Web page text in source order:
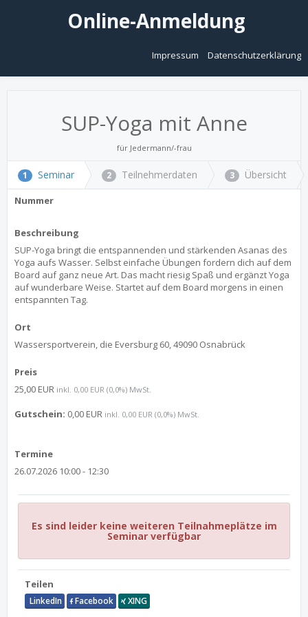
Online-Anmeldung
Impressum Datenschutzerklärung
SUP-Yoga mit Anne
für Jedermann/-frau
1 Seminar 2 Teilnehmerdaten 3 Übersicht
Nummer
Beschreibung
SUP-Yoga bringt die entspannenden und stärkenden Asanas des
Yoga aufs Wasser. Selbst einfache Übungen fordern dich auf dem
Board auf ganz neue Art. Das macht riesig Spaß und ergänzt Yoga
auf wunderbare Weise. Startet auf dem Board morgens in einen
entspannten Tag.
Ort
Wassersportverein, die Eversburg 60, 49090 Osnabrück
Preis
25,00 EUR inkl. 0,00 EUR (0,0%) MwSt.
Gutschein: 0,00 EUR inkl. 0,00 EUR (0,0%) MwSt.
Termine
26.07.2026 10:00 - 12:30
Es sind leider keine weiteren Teilnahmeplätze im
Seminar verfügbar
Teilen
LinkedIn Facebook XING